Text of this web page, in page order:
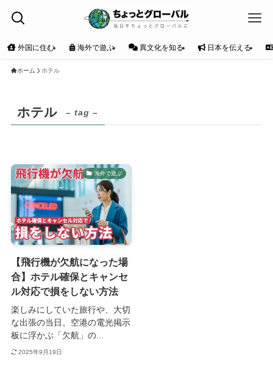
外国に住む 海外で遊ぶ 異文化を知る 日本を伝える
ホーム ホテル
ホテル – tag –
海外で遊ぶ
【飛行機が欠航になった場
合】ホテル確保とキャンセ
ル対応で損をしない方法
楽しみにしていた旅行や、大切
な出張の当日。空港の電光掲示
板に浮かぶ「欠航」の...
2025年9月19日